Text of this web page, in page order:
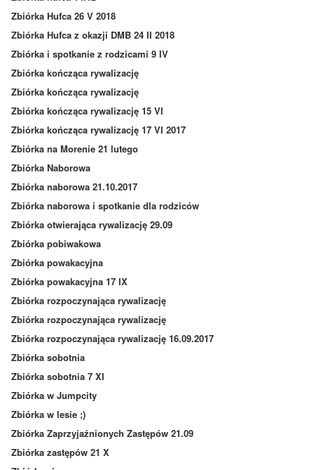
Zbiórka Hufca 26 V 2018
Zbiórka Hufca z okazji DMB 24 II 2018
Zbiórka i spotkanie z rodzicami 9 IV
Zbiórka kończąca rywalizację
Zbiórka kończąca rywalizację
Zbiórka kończąca rywalizację 15 VI
Zbiórka kończąca rywalizację 17 VI 2017
Zbiórka na Morenie 21 lutego
Zbiórka Naborowa
Zbiórka naborowa 21.10.2017
Zbiórka naborowa i spotkanie dla rodziców
Zbiórka otwierająca rywalizację 29.09
Zbiórka pobiwakowa
Zbiórka powakacyjna
Zbiórka powakacyjna 17 IX
Zbiórka rozpoczynająca rywalizację
Zbiórka rozpoczynająca rywalizację
Zbiórka rozpoczynająca rywalizację 16.09.2017
Zbiórka sobotnia
Zbiórka sobotnia 7 XI
Zbiórka w Jumpcity
Zbiórka w lesie ;)
Zbiórka Zaprzyjaźnionych Zastępów 21.09
Zbiórka zastępów 21 X